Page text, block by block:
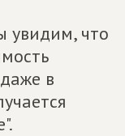
увидим, что
в